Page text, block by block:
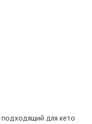
для кето